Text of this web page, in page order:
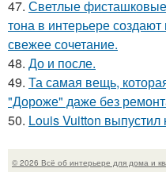
47. Светлые
тона в интерьере
свежее сочетание.
48. До и после.
49. Та самая вещь,
"Дороже" даже без
50. Louis Vuitton выпустил
© 2026 Всё об интерьере для дома и